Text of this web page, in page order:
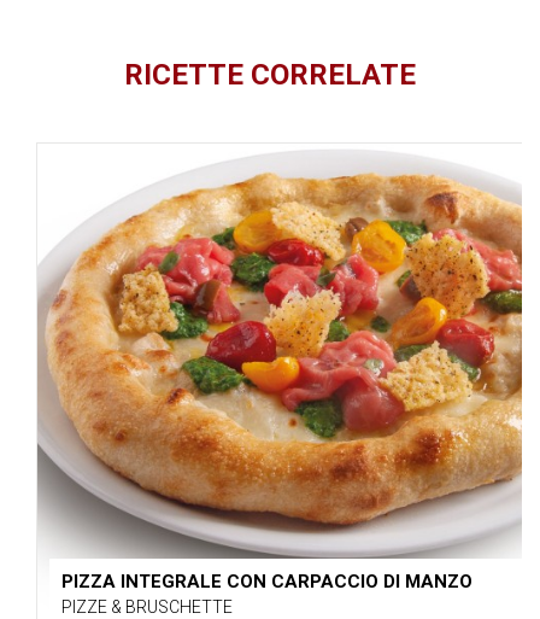
RICETTE CORRELATE
PIZZA INTEGRALE CON CARPACCIO DI MANZO
PIZZE & BRUSCHETTE